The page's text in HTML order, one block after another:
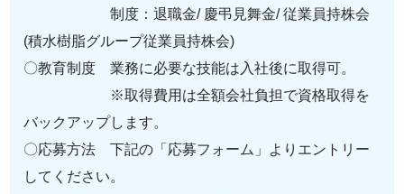
制度：退職金/ 慶弔見舞金/ 従業員持株会
(積水樹脂グループ従業員持株会)
〇教育制度 業務に必要な技能は入社後に取得可。
※取得費用は全額会社負担で資格取得を
バックアップします。
〇応募方法 下記の「応募フォーム」よりエントリー
してください。